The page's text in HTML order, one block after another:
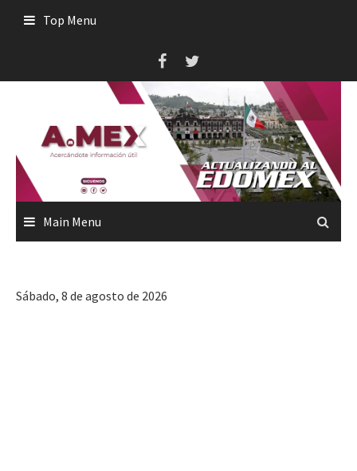
Top Menu
Main Menu
Sábado, 8 de agosto de 2026